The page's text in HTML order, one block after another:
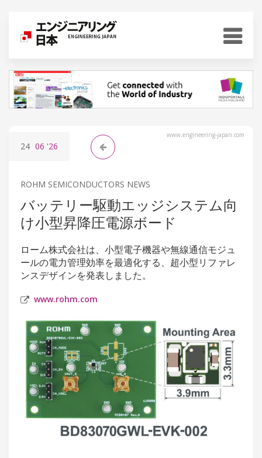
www.engineering-japan.com
24 06 '26
ROHM SEMICONDUCTORS NEWS
バッテリー駆動エッジシステム向
け小型昇降圧電源ボード
ローム株式会社は、小型電子機器や無線通信モジュ
ールの電力管理効率を最適化する、超小型リファレ
ンスデザインを発表しました。
www.rohm.com